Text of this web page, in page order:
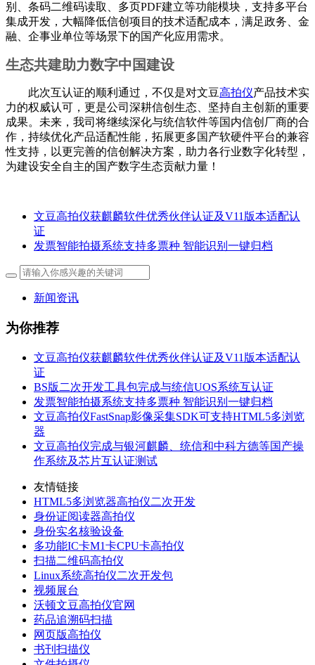
别、条码二维码读取、多页PDF建立等功能模块，支持多平台
集成开发，大幅降低信创项目的技术适配成本，满足政务、金
融、企事业单位等场景下的国产化应用需求。
生态共建助力数字中国建设
此次互认证的顺利通过，不仅是对文豆高拍仪产品技术实
力的权威认可，更是公司深耕信创生态、坚持自主创新的重要
成果。未来，我司将继续深化与统信软件等国内信创厂商的合
作，持续优化产品适配性能，拓展更多国产软硬件平台的兼容
性支持，以更完善的信创解决方案，助力各行业数字化转型，
为建设安全自主的国产数字生态贡献力量！
文豆高拍仪获麒麟软件优秀伙伴认证及V11版本适配认
证
发票智能拍摄系统支持多票种 智能识别一键归档
新闻资讯
为你推荐
文豆高拍仪获麒麟软件优秀伙伴认证及V11版本适配认
证
BS版二次开发工具包完成与统信UOS系统互认证
发票智能拍摄系统支持多票种 智能识别一键归档
文豆高拍仪FastSnap影像采集SDK可支持HTML5多浏览
器
文豆高拍仪完成与银河麒麟、统信和中科方德等国产操
作系统及芯片互认证测试
友情链接
HTML5多浏览器高拍仪二次开发
身份证阅读器高拍仪
身份实名核验设备
多功能IC卡M1卡CPU卡高拍仪
扫描二维码高拍仪
Linux系统高拍仪二次开发包
视频展台
沃顿文豆高拍仪官网
药品追溯码扫描
网页版高拍仪
书刊扫描仪